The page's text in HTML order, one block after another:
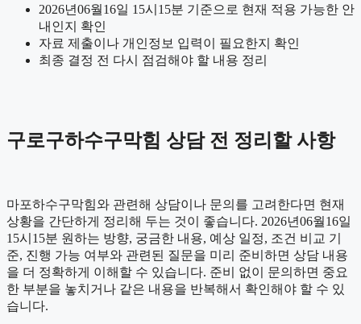
2026년06월16일 15시15분 기준으로 현재 적용 가능한 안
내인지 확인
자료 제출이나 개인정보 입력이 필요한지 확인
최종 결정 전 다시 점검해야 할 내용 정리
구로구하수구막힘 상담 전 정리할 사항
마포하수구막힘와 관련해 상담이나 문의를 고려한다면 현재
상황을 간단하게 정리해 두는 것이 좋습니다. 2026년06월16일
15시15분 원하는 방향, 궁금한 내용, 예상 일정, 조건 비교 기
준, 진행 가능 여부와 관련된 질문을 미리 준비하면 상담 내용
을 더 정확하게 이해할 수 있습니다. 준비 없이 문의하면 중요
한 부분을 놓치거나 같은 내용을 반복해서 확인해야 할 수 있
습니다.